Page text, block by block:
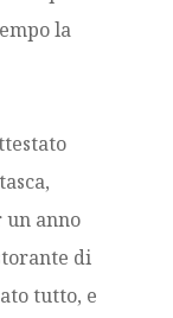
la
un anno
di
tutto, e